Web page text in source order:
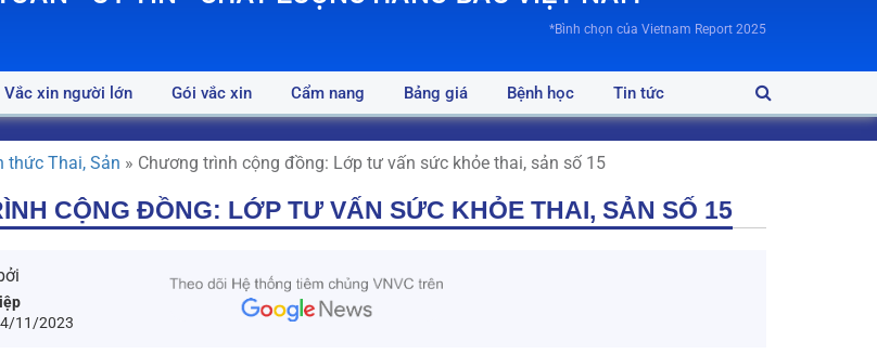
*Bình chọn của Vietnam Report 2025
Vắc xin người lớn Gói vắc xin Cẩm nang Bảng giá Bệnh học Tin tức
thức Thai, Sản » Chương trình cộng đồng: Lớp tư vấn sức khỏe thai, sản số 15
CỘNG ĐỒNG: LỚP TƯ VẤN SỨC KHỎE THAI, SẢN SỐ 15
11/2023